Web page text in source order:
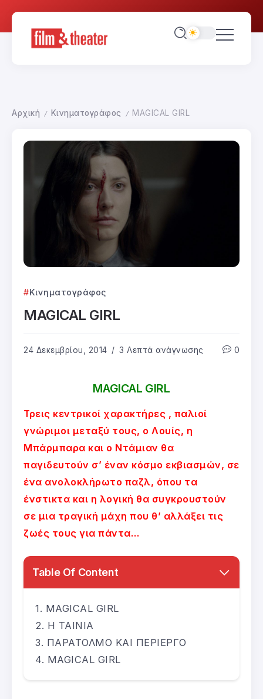
Αρχική / Κινηματογράφος / MAGICAL GIRL
Κινηματογράφος
MAGICAL GIRL
24 Δεκεμβρίου, 2014 3 Λεπτά ανάγνωσης 0
MAGICAL GIRL
Τρεις κεντρικοί χαρακτήρες , παλιοί
γνώριμοι μεταξύ τους, ο Λουίς, η
Μπάρμπαρα και ο Ντάμιαν θα
παγιδευτούν σ’ έναν κόσμο εκβιασμών, σε
ένα ανολοκλήρωτο παζλ, όπου τα
ένστικτα και η λογική θα συγκρουστούν
σε μια τραγική μάχη που θ’ αλλάξει τις
ζωές τους για πάντα…
Table Of Content
MAGICAL GIRL
Η ΤΑΙΝΙΑ
ΠΑΡΑΤΟΛΜΟ ΚΑΙ ΠΕΡΙΕΡΓΟ
MAGICAL GIRL